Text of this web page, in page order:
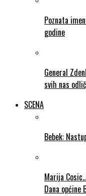
Poznata
godine
General
svih nas
SCENA
Bebek:
Marija
Dana općine